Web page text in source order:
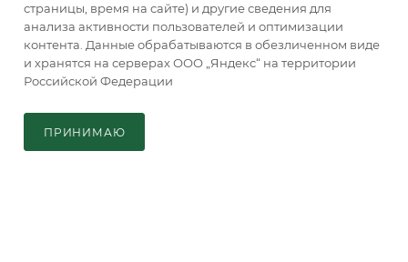
Винт M8x80 (DIN7991)
ACCORDTEC
Удаленный склад: сроки
по запросу
Розничная цена
страницы, время на сайте) и другие сведения для
анализа активности пользователей и оптимизации
контента. Данные обрабатываются в обезличенном виде
и хранятся на серверах ООО „Яндекс“ на территории
Российской Федерации
ПРИНИМАЮ
Главная
Кабинет